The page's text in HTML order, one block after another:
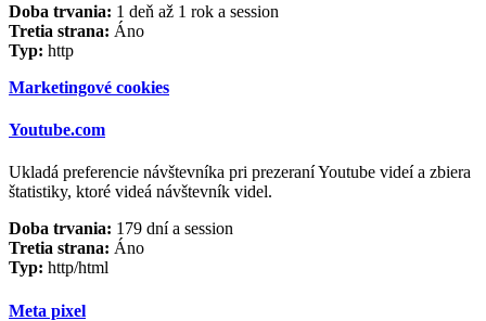
Doba trvania: 1 deň až 1 rok a session
Tretia strana: Áno
Typ: http
Marketingové cookies
Youtube.com
Ukladá preferencie návštevníka pri prezeraní Youtube videí a zbiera
štatistiky, ktoré videá návštevník videl.
Doba trvania: 179 dní a session
Tretia strana: Áno
Typ: http/html
Meta pixel